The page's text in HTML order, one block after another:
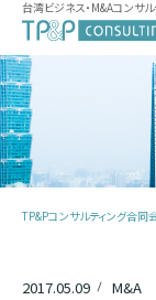
台湾ビジネス・M&Aコンサル
TP&Pコンサルティング合同
2017.05.09 M&A